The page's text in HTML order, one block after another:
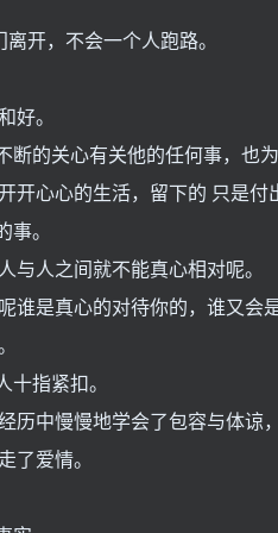
开，不会一个人跑路。
好。
的关心有关他的任何事，也
开心心的生活，留下的 只是
。
人之间就不能真心相对呢。
谁是真心的对待你的，谁又会
指紧扣。
历中慢慢地学会了包容与体谅
了爱情。